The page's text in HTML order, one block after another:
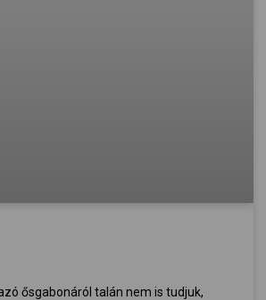
ősgabonáról talán nem is tudjuk,